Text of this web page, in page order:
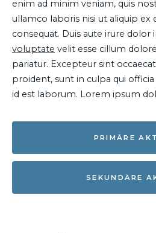
enim ad minim veniam, quis
ullamco laboris nisi ut aliquip ex
consequat. Duis aute irure
voluptate velit esse cillum
pariatur. Excepteur sint
proident, sunt in culpa qui
id est laborum. Lorem ipsum
PRIMÄRE
SEKUNDÄRE